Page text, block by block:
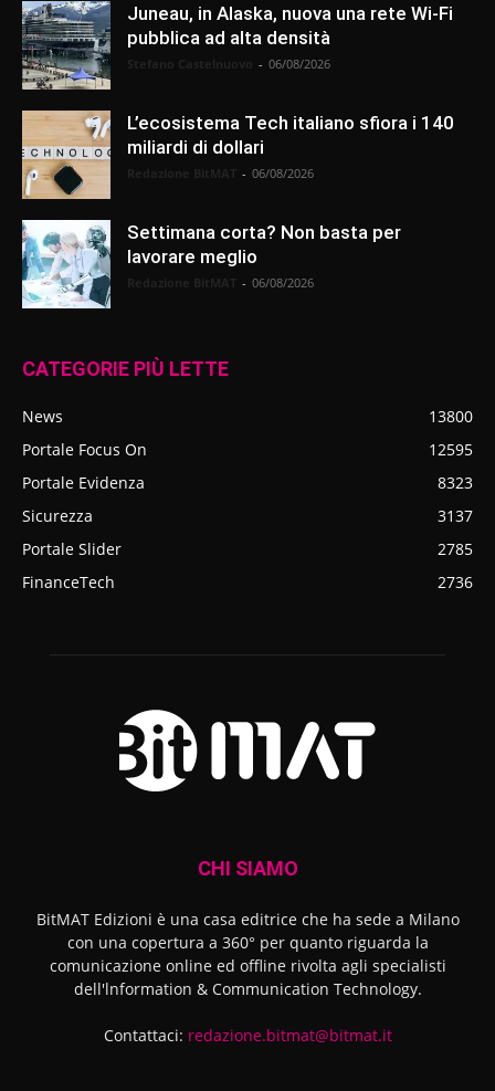
Juneau, in Alaska, nuova una rete Wi-Fi
pubblica ad alta densità
- 06/08/2026
L’ecosistema Tech italiano sfiora i 140
miliardi di dollari
- 06/08/2026
Settimana corta? Non basta per
lavorare meglio
- 06/08/2026
CATEGORIE PIÙ LETTE
News
13800
Portale Focus On
12595
Portale Evidenza
8323
Sicurezza
3137
Portale Slider
2785
FinanceTech
2736
CHI SIAMO
BitMAT Edizioni è una casa editrice che ha sede a Milano
con una copertura a 360° per quanto riguarda la
comunicazione online ed offline rivolta agli specialisti
dell'lnformation & Communication Technology.
Contattaci: redazione.bitmat@bitmat.it